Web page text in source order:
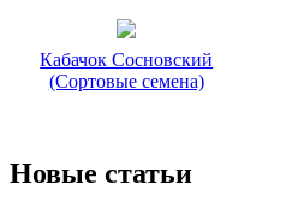
Кабачок Сосновский
(Сортовые семена)
Новые статьи